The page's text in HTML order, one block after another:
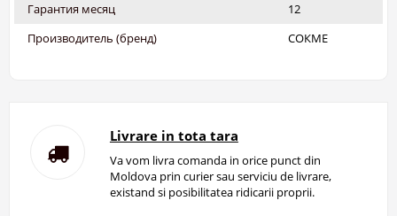
Гарантия месяц
12
Производитель (бренд)
СОКМЕ
Livrare in tota tara
Va vom livra comanda in orice punct din
Moldova prin curier sau serviciu de livrare,
existand si posibilitatea ridicarii proprii.